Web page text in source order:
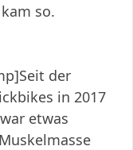
so.
der
in 2017
etwas